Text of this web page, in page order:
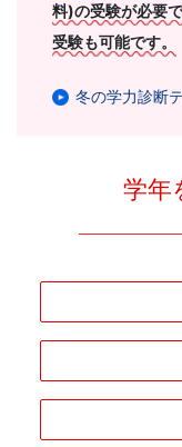
料)の受験が必要
受験も可能です。
冬の学力診断
学年